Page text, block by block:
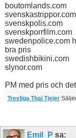
boutomlands.com
svenskastrippor.com
svenskpolis.com
svenskporrfilm.com
swedenpolice.com
bra pris
swedishbikini.com
slynor.com
PM med pris och
Trevliga Thai Tjejer
Emil_P sa: